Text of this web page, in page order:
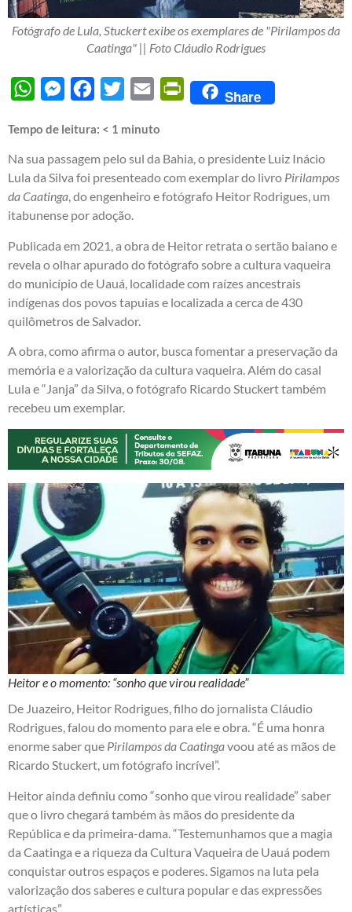
Fotógrafo de Lula, Stuckert exibe os exemplares de "Pirilampos da
Caatinga" || Foto Cláudio Rodrigues
WhatsAppMessengerFacebook
Twitter Email PrintFriendly
Share
Tempo de leitura: < 1 minuto
Na sua passagem pelo sul da Bahia, o presidente Luiz Inácio
Lula da Silva foi presenteado com exemplar do livro Pirilampos
da Caatinga, do engenheiro e fotógrafo Heitor Rodrigues, um
itabunense por adoção.
Publicada em 2021, a obra de Heitor retrata o sertão baiano e
revela o olhar apurado do fotógrafo sobre a cultura vaqueira
do município de Uauá, localidade com raízes ancestrais
indígenas dos povos tapuias e localizada a cerca de 430
quilômetros de Salvador.
A obra, como afirma o autor, busca fomentar a preservação da
memória e a valorização da cultura vaqueira. Além do casal
Lula e “Janja” da Silva, o fotógrafo Ricardo Stuckert também
recebeu um exemplar.
Heitor e o momento: “sonho que virou realidade”
De Juazeiro, Heitor Rodrigues, filho do jornalista Cláudio
Rodrigues, falou do momento para ele e obra. “É uma honra
enorme saber que Pirilampos da Caatingavoou até as mãos de
Ricardo Stuckert, um fotógrafo incrível”.
Heitor ainda definiu como “sonho que virou realidade” saber
que o livro chegará também às mãos do presidente da
República e da primeira-dama. “Testemunhamos que a magia
da Caatinga e a riqueza da Cultura Vaqueira de Uauá podem
conquistar outros espaços e poderes. Sigamos na luta pela
valorização dos saberes e cultura popular e das expressões
artísticas”.